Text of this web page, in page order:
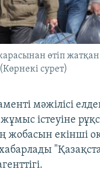
өтіп жатқан
сурет)
мәжілісі
істеуіне
жобасын екінші